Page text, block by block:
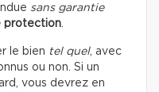
sans garantie
protection
le bien tel quel, avec
ou non. Si un
vous devrez en